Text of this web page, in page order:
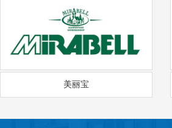
美丽宝